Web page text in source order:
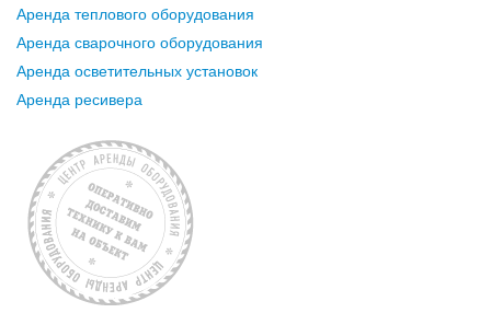
Аренда теплового оборудования
Аренда сварочного оборудования
Аренда осветительных установок
Аренда ресивера